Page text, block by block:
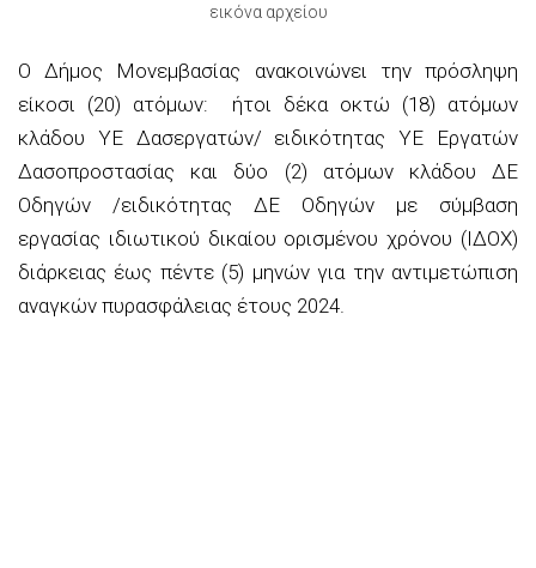
εικόνα αρχείου
Ο Δήμος Μονεμβασίας ανακοινώνει την πρόσληψη
είκοσι (20) ατόμων: ήτοι δέκα οκτώ (18) ατόμων
κλάδου ΥΕ Δασεργατών/ ειδικότητας ΥΕ Εργατών
Δασοπροστασίας και δύο (2) ατόμων κλάδου ΔΕ
Οδηγών /ειδικότητας ΔΕ Οδηγών με σύμβαση
εργασίας ιδιωτικού δικαίου ορισμένου χρόνου (ΙΔΟΧ)
διάρκειας έως πέντε (5) μηνών για την αντιμετώπιση
αναγκών πυρασφάλειας έτους 2024.